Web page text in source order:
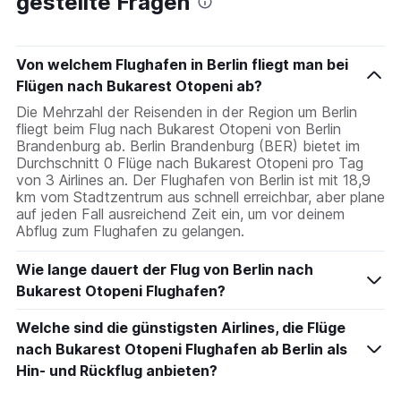
Von welchem Flughafen in Berlin fliegt man bei
Flügen nach Bukarest Otopeni ab?
Die Mehrzahl der Reisenden in der Region um Berlin
fliegt beim Flug nach Bukarest Otopeni von Berlin
Brandenburg ab. Berlin Brandenburg (BER) bietet im
Durchschnitt 0 Flüge nach Bukarest Otopeni pro Tag
von 3 Airlines an. Der Flughafen von Berlin ist mit 18,9
km vom Stadtzentrum aus schnell erreichbar, aber plane
auf jeden Fall ausreichend Zeit ein, um vor deinem
Abflug zum Flughafen zu gelangen.
Wie lange dauert der Flug von Berlin nach
Bukarest Otopeni Flughafen?
Welche sind die günstigsten Airlines, die Flüge
nach Bukarest Otopeni Flughafen ab Berlin als
Hin- und Rückflug anbieten?